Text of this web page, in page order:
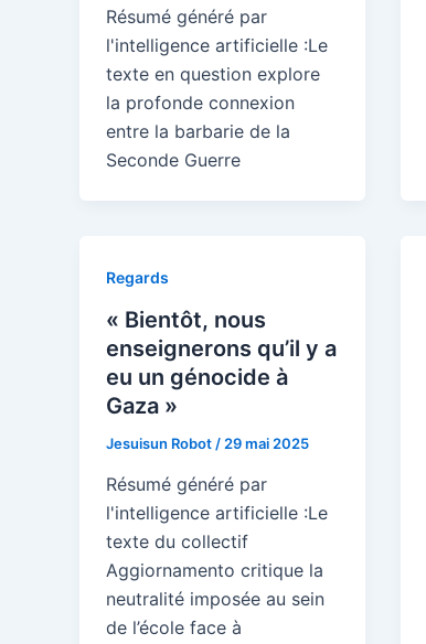
Résumé généré par
l'intelligence artificielle :Le
texte en question explore
la profonde connexion
entre la barbarie de la
Seconde Guerre
Regards
« Bientôt, nous
enseignerons qu’il y a
eu un génocide à
Gaza »
Jesuisun Robot / 29 mai 2025
Résumé généré par
l'intelligence artificielle :Le
texte du collectif
Aggiornamento critique la
neutralité imposée au sein
de l’école face à